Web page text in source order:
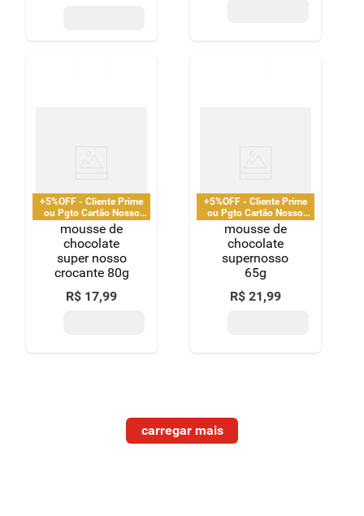
+5%OFF - Cliente Prime
ou Pgto Cartão Nosso
Pay
mousse de
chocolate
super nosso
crocante 80g
R$ 17,99
+5%OFF - Cliente Prime
ou Pgto Cartão Nosso
Pay
mousse de
chocolate
supernosso
65g
R$ 21,99